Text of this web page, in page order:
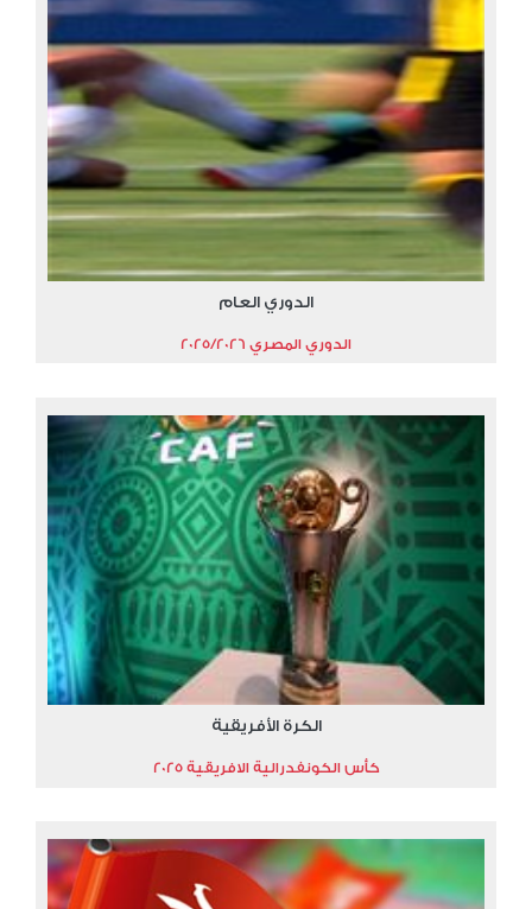
الدوري العام
الدوري المصري 2025/2026
الكرة الأفريقية
كأس الكونفدرالية الافريقية 2025